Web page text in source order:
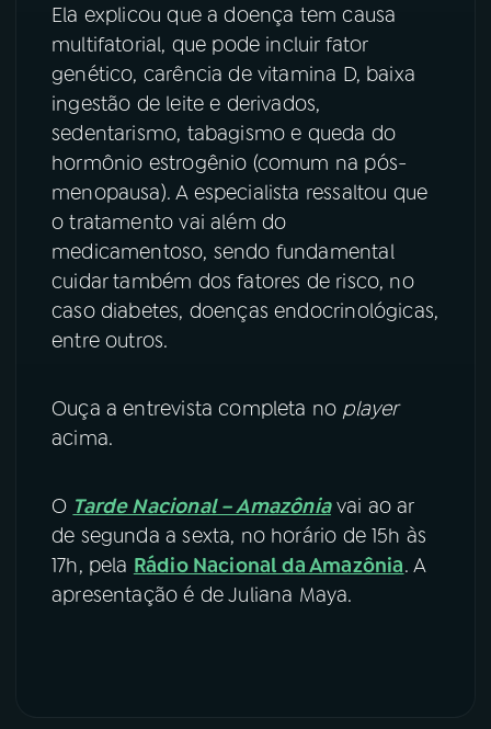
Ela explicou que a doença tem causa
multifatorial, que pode incluir fator
genético, carência de vitamina D, baixa
ingestão de leite e derivados,
sedentarismo, tabagismo e queda do
hormônio estrogênio (comum na pós-
menopausa). A especialista ressaltou que
o tratamento vai além do
medicamentoso, sendo fundamental
cuidar também dos fatores de risco, no
caso diabetes, doenças endocrinológicas,
entre outros.
Ouça a entrevista completa no player
acima.
O Tarde Nacional – Amazôniavai ao ar
de segunda a sexta, no horário de 15h às
17h, pela Rádio Nacional da Amazônia. A
apresentação é de Juliana Maya.